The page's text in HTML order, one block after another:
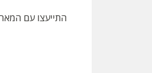
התייעצו עם